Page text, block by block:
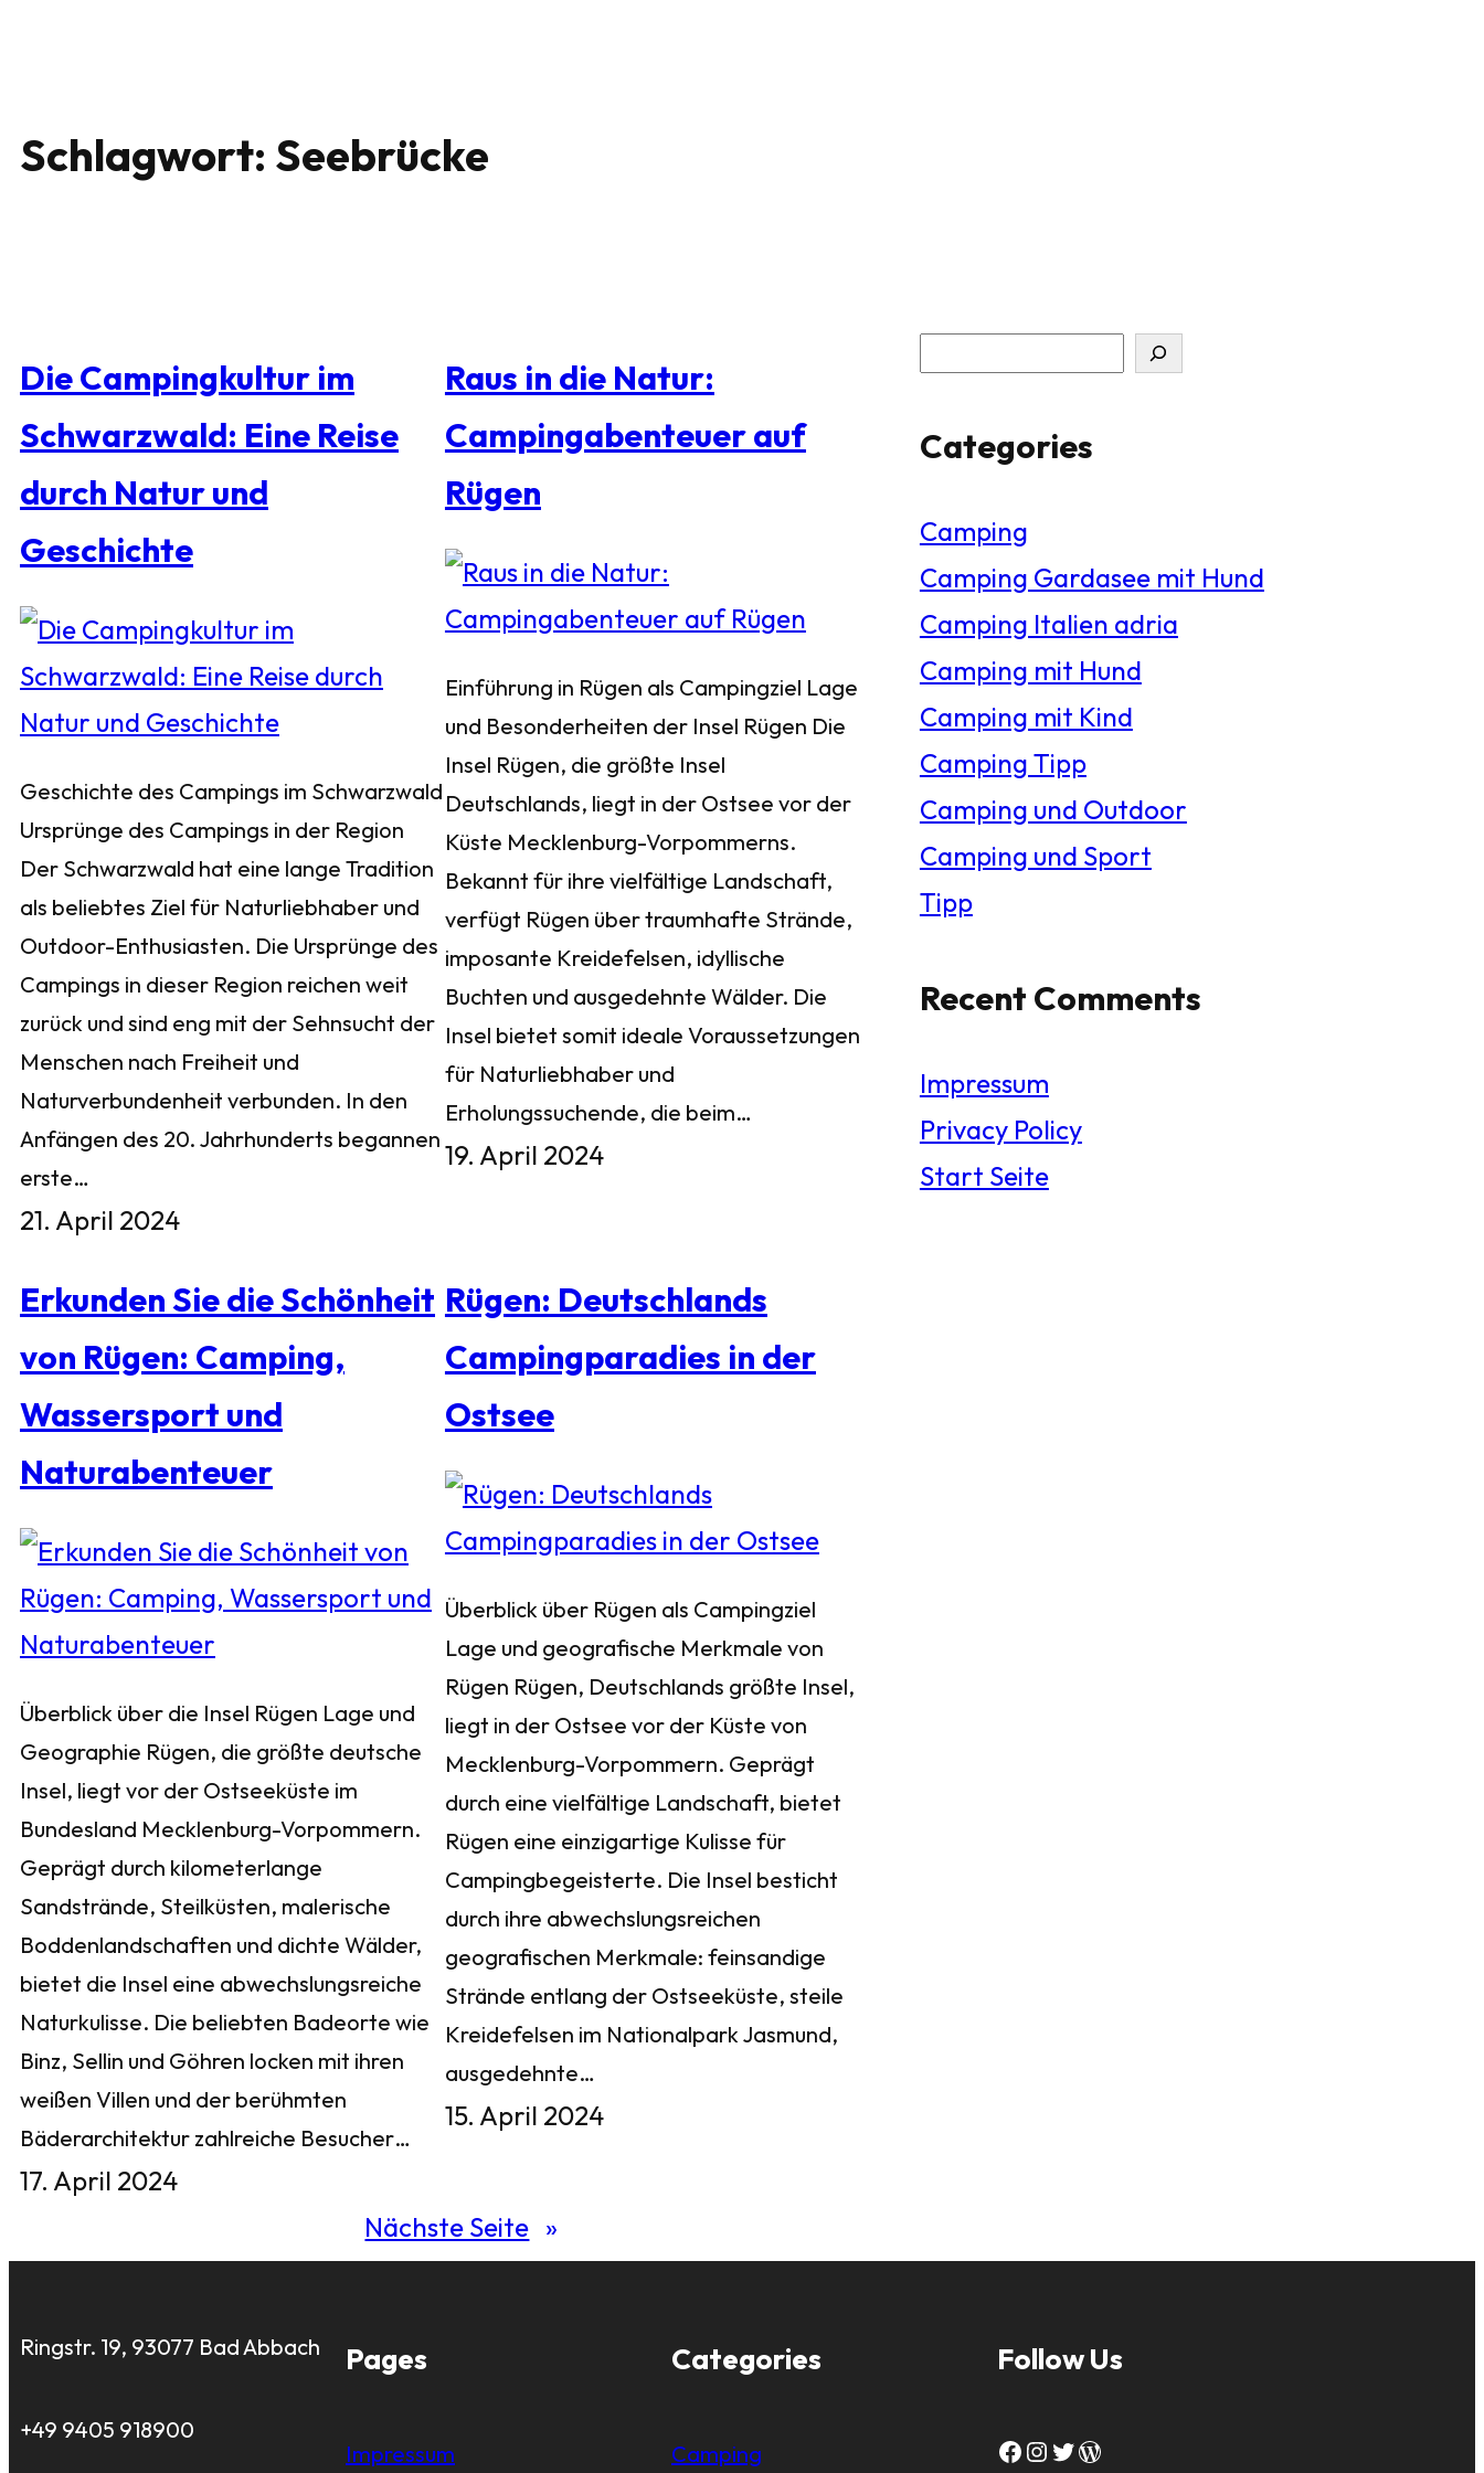
Schlagwort: Seebrücke
Die Campingkultur im
Schwarzwald: Eine Reise
durch Natur und
Geschichte
Geschichte des Campings im Schwarzwald
Ursprünge des Campings in der Region
Der Schwarzwald hat eine lange Tradition
als beliebtes Ziel für Naturliebhaber und
Outdoor-Enthusiasten. Die Ursprünge des
Campings in dieser Region reichen weit
zurück und sind eng mit der Sehnsucht der
Menschen nach Freiheit und
Naturverbundenheit verbunden. In den
Anfängen des 20. Jahrhunderts begannen
erste…
21. April 2024
Raus in die Natur:
Campingabenteuer auf
Rügen
Einführung in Rügen als Campingziel Lage
und Besonderheiten der Insel Rügen Die
Insel Rügen, die größte Insel
Deutschlands, liegt in der Ostsee vor der
Küste Mecklenburg-Vorpommerns.
Bekannt für ihre vielfältige Landschaft,
verfügt Rügen über traumhafte Strände,
imposante Kreidefelsen, idyllische
Buchten und ausgedehnte Wälder. Die
Insel bietet somit ideale Voraussetzungen
für Naturliebhaber und
Erholungssuchende, die beim…
19. April 2024
Erkunden Sie die Schönheit
von Rügen: Camping,
Wassersport und
Naturabenteuer
Überblick über die Insel Rügen Lage und
Geographie Rügen, die größte deutsche
Insel, liegt vor der Ostseeküste im
Bundesland Mecklenburg-Vorpommern.
Geprägt durch kilometerlange
Sandstrände, Steilküsten, malerische
Boddenlandschaften und dichte Wälder,
bietet die Insel eine abwechslungsreiche
Naturkulisse. Die beliebten Badeorte wie
Binz, Sellin und Göhren locken mit ihren
weißen Villen und der berühmten
Bäderarchitektur zahlreiche Besucher…
17. April 2024
Rügen: Deutschlands
Campingparadies in der
Ostsee
Überblick über Rügen als Campingziel
Lage und geografische Merkmale von
Rügen Rügen, Deutschlands größte Insel,
liegt in der Ostsee vor der Küste von
Mecklenburg-Vorpommern. Geprägt
durch eine vielfältige Landschaft, bietet
Rügen eine einzigartige Kulisse für
Campingbegeisterte. Die Insel besticht
durch ihre abwechslungsreichen
geografischen Merkmale: feinsandige
Strände entlang der Ostseeküste, steile
Kreidefelsen im Nationalpark Jasmund,
ausgedehnte…
15. April 2024
Nächste Seite »
c
e
n
Categories
Camping
Camping Gardasee mit Hund
Camping Italien adria
Camping mit Hund
Camping mit Kind
Camping Tipp
Camping und Outdoor
Camping und Sport
Tipp
Recent Comments
Impressum
Privacy Policy
Start Seite
Ringstr. 19, 93077 Bad Abbach
+49 9405 918900
Pages
Impressum
Categories
Camping
Follow Us
Facebook Instagram Twitter WordPress